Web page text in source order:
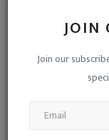
JOIN
Join our
Niraj Kumar Shukla Nov 5,